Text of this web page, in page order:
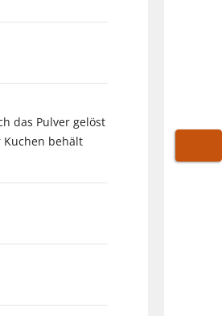
das Pulver gelöst
Kuchen behält